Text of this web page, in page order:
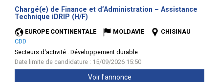
Chargé(e) de Finance et d’Administration – Assistance
Technique iDRIP (H/F)
EUROPE CONTINENTALE MOLDAVIE
CHISINAU
CDD
Secteurs d'activité : Développement durable
Date limite de candidature : 15/09/2026 15:50
Voir l'annonce